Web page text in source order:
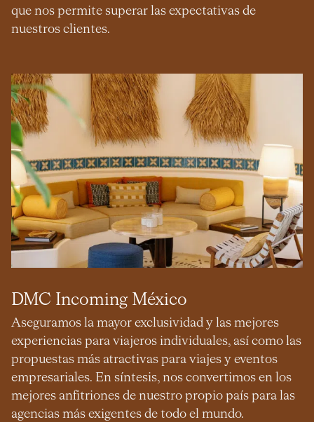
que nos permite superar las expectativas de
nuestros clientes.
DMC Incoming México
Aseguramos la mayor exclusividad y las mejores
experiencias para viajeros individuales, así como las
propuestas más atractivas para viajes y eventos
empresariales. En síntesis, nos convertimos en los
mejores anfitriones de nuestro propio país para las
agencias más exigentes de todo el mundo.